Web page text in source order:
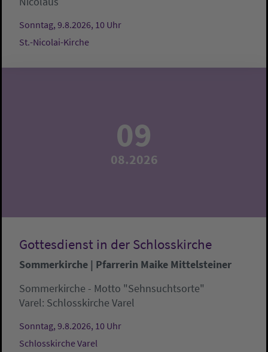
Sonntag, 9.8.2026, 10 Uhr
St.-Nicolai-Kirche
09
08.2026
Gottesdienst in der Schlosskirche
Sommerkirche | Pfarrerin Maike Mittelsteiner
Sommerkirche - Motto "Sehnsuchtsorte"
Varel: Schlosskirche Varel
Sonntag, 9.8.2026, 10 Uhr
Schlosskirche Varel